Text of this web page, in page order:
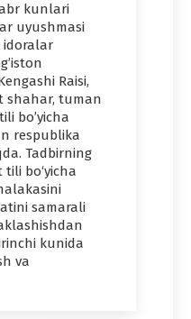
kunlari
uyushmasi
idoralar
Raisi,
shаhаr, tuman
bo’yicha
respublika
Tadbirning
bo‘yicha
samarali
kunida
va